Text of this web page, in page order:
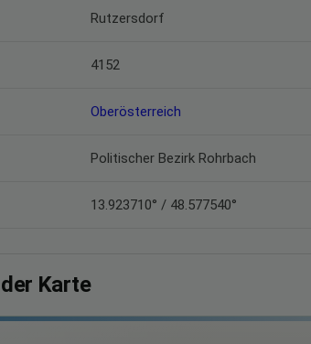
Rutzersdorf
4152
Oberösterreich
Politischer Bezirk Rohrbach
13.923710° / 48.577540°
Karte